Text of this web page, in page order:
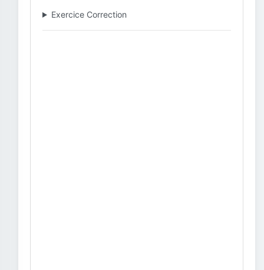
Exercice Correction